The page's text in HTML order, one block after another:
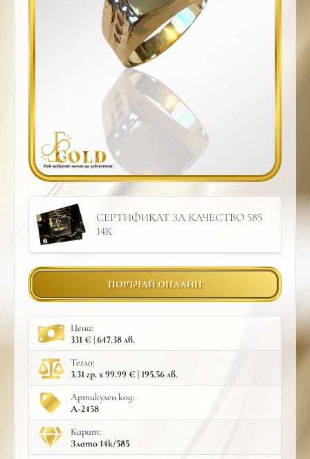
СЕРТИФИКАТ ЗА КАЧЕСТВО 585
14К
ПОРЪЧАЙ ОНЛАЙН
Цена:
331 € | 647.38 лв.
Тегло:
3.31 гр. x 99.99 € | 195.56 лв.
Артикулен код:
A-2458
Карат:
Злато 14к/585